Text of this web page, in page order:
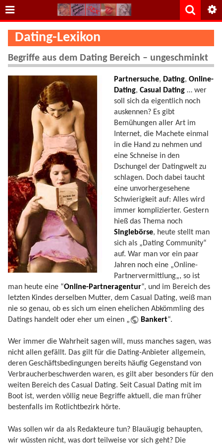
Dating-Lexikon
Begriffe aus dem Dating Bereich – ungeschminkt
Partnersuche, Dating, Online-
Dating, Casual Dating … wer
soll sich da eigentlich noch
auskennen? Es gibt
Bemühungen aller Art im
Internet, die Machete einmal
in die Hand zu nehmen und
eine Schneise in den
Dschungel der Datingwelt zu
schlagen. Doch dabei taucht
eine unvorhergesehene
Schwierigkeit auf: Alles wird
immer komplizierter. Gestern
hieß das Thema noch
Singlebörse, heute stellt man
sich als „Dating Community“
auf. War man vor ein paar
Jahren noch eine „Online-
Partnervermittlung„, so ist
man heute eine “Online-Partneragentur“, und im Bereich des
letzten Kindes derselben Mutter, dem Casual Dating, weiß man
nie so genau, ob es sich um einen ehelichen Abkömmling des
Datings handelt oder eher um einen „
Bankert“.
Wer immer die Wahrheit sagen will, muss manches sagen, was
nicht allen gefällt. Das gilt für die Dating-Anbieter allgemein,
deren Geschäftsbedingungen bereits häufig Gegenstand von
Verbraucherbeschwerden waren, es gilt aber besonders für den
weiten Bereich des Casual Dating. Seit Casual Dating mit im
Boot ist, werden völlig neue Begriffe aktuell, die man früher
bestenfalls im Rotlichtbezirk hörte.
Was sollen wir da als Redakteure tun? Blauäugig behaupten,
wir wüssten nicht, was dort teilweise vor sich geht? Die